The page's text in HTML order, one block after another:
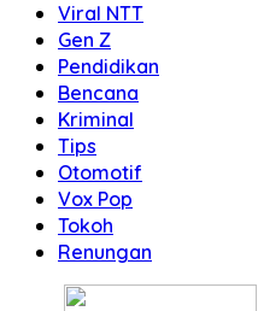
Viral NTT
Gen Z
Pendidikan
Bencana
Kriminal
Tips
Otomotif
Vox Pop
Tokoh
Renungan